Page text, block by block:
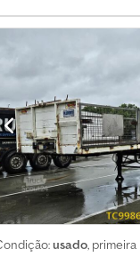
usado,